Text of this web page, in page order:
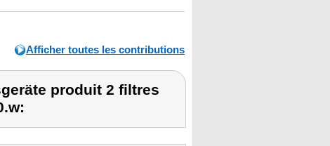
Afficher toutes les contributions
produit 2 filtres